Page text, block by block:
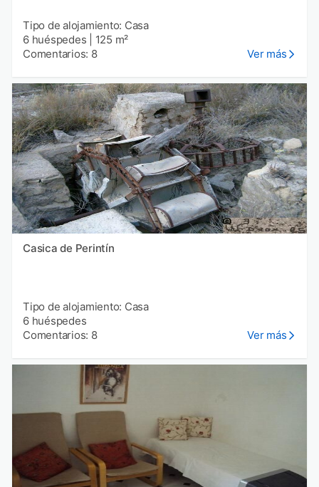
Tipo de alojamiento: Casa
6 huéspedes
125 m²
Comentarios: 8
Ver más
Casica de Perintín
Tipo de alojamiento: Casa
6 huéspedes
Comentarios: 8
Ver más